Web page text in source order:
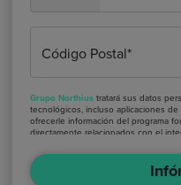
Código Postal*
Grupo Northius tratará sus datos
tecnológicos, incluso aplicaciones
ofrecerle información del programa
directamente relacionados con el
las empresas que conforman el
estas puedan hacerle llegar la mejor
de acuerdo a su petición. Quedan